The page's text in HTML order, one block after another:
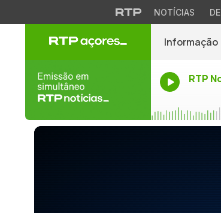
NOTÍCIAS
Informação
RTP